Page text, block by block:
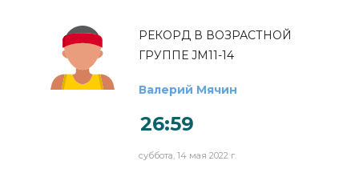
РЕКОРД В ВОЗРАСТНОЙ
ГРУППЕ JM11-14
Валерий Мячин
26:59
суббота, 14 мая 2022 г.